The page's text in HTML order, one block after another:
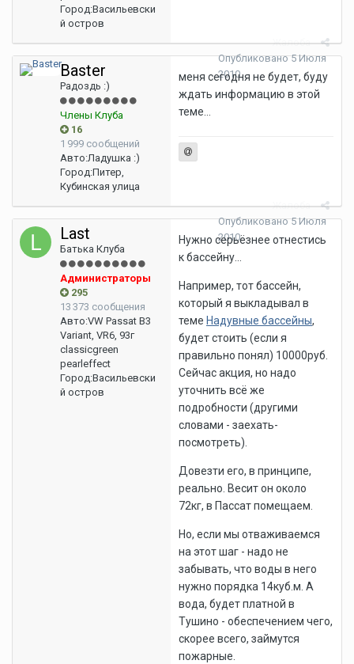
Город:Васильевски
й остров
Baster
Радоздь :)
Члены Клуба
16
1 999 сообщений
Авто:Ладушка :)
Город:Питер,
Кубинская улица
Жалоба
Опубликовано5 Июля
2010
меня сегодня не будет, буду
ждать информацию в этой
теме...
Last
Батька Клуба
Администраторы
295
13 373 сообщения
Авто:VW Passat B3
Variant, VR6, 93г
classicgreen
pearleffect
Город:Васильевски
й остров
Жалоба
Опубликовано5 Июля
2010
Нужно серьёзнее отнестись
к бассейну...
Например, тот бассейн,
который я выкладывал в
теме Надувные бассейны,
будет стоить (если я
правильно понял) 10000руб.
Сейчас акция, но надо
уточнить всё же
подробности (другими
словами - заехать-
посмотреть).
Довезти его, в принципе,
реально. Весит он около
72кг, в Пассат помещаем.
Но, если мы отваживаемся
на этот шаг - надо не
забывать, что воды в него
нужно порядка 14куб.м. А
вода, будет платной в
Тушино - обеспечением чего,
скорее всего, займутся
пожарные.